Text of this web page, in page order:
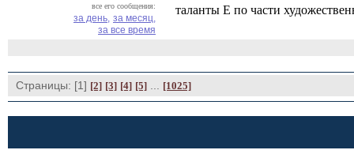
все его сообщения:
за день, за месяц,
за все время
таланты Е по части
Страницы: [1] [2] [3] [4] [5] [1025]